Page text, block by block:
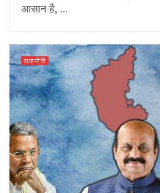
आसान है, ...
राजनीति